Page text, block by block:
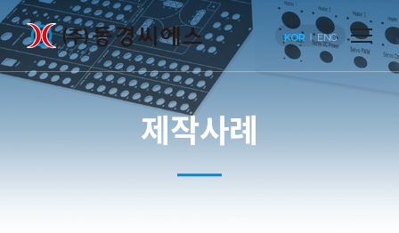
KOR ENG
제작사례